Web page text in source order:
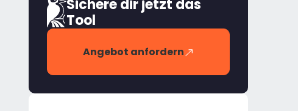
Sichere dir jetzt das
Tool
Angebot anfordern